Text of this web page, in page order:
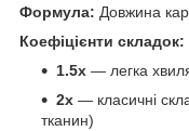
Формула: Довжина
Коефіцієнти складок:
1.5x — легка
2x — класичні
тканин)